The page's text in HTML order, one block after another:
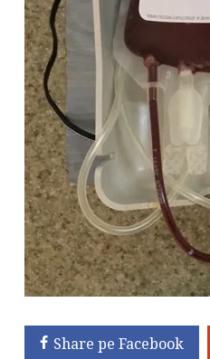
Share pe Facebook